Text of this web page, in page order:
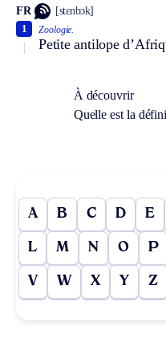
FR [stɛnbɔk]
Zoologie.
Petite antilope
1
À découvrir
Quelle est la
A B C D E
L M N O P
V W X Y Z